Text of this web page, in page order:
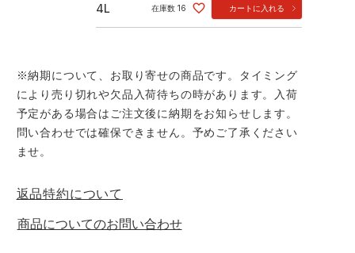
4L 在庫数 16 カートに入れる
※納期について、お取り寄せの商品です。タイミング
により売り切れや欠品入荷待ちの時があります。入荷
予定がある場合はご注文後に納期をお知らせします。
問い合わせでは確保できません。予めご了承ください
ませ。
返品特約について
商品についてのお問い合わせ